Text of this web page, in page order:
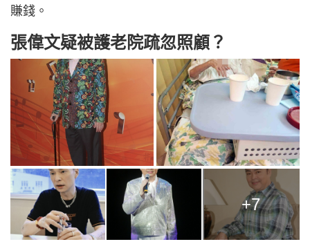
賺錢。
張偉文疑被護老院疏忽照顧？
+7